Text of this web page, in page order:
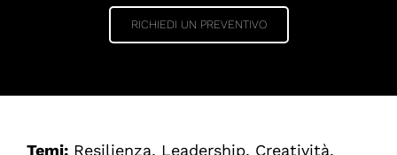
RICHIEDI UN PREVENTIVO
Temi:Resilienza, Leadership, Creatività,